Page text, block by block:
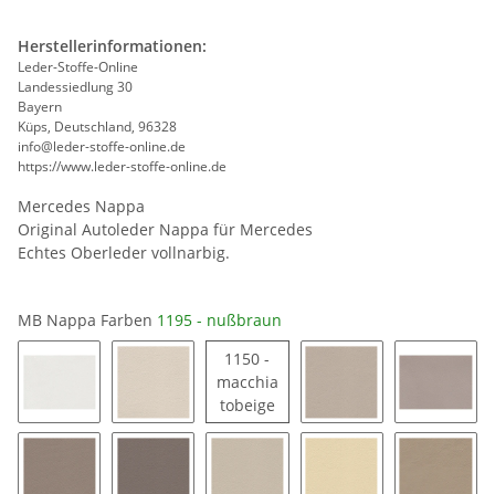
Herstellerinformationen:
Leder-Stoffe-Online
Landessiedlung 30
Bayern
Küps, Deutschland, 96328
info@leder-stoffe-online.de
https://www.leder-stoffe-online.de
Mercedes Nappa
Original Autoleder Nappa für Mercedes
Echtes Oberleder vollnarbig.
MB Nappa Farben 1195 - nußbraun
1163 - signalweiß1194 - porzellan
1150 -
macchia
tobeige1150 - macchiatobeige
1189 - saharabeige
1185 -